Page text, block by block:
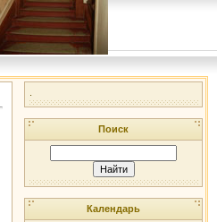
Поиск
Календарь